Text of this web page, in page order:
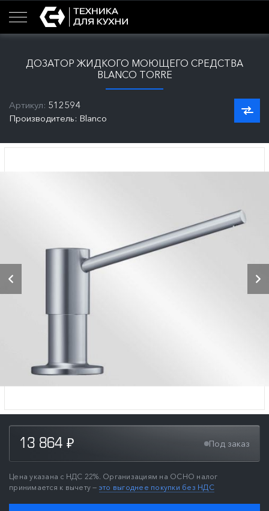
ДОЗАТОР ЖИДКОГО МОЮЩЕГО СРЕДСТВА
BLANCO TORRE
Артикул: 512594
Производитель: Blanco
13 864 ₽ Под заказ
Цена указана с НДС 22%. Организациям на ОСНО налог
принимается к вычету — это выгоднее покупки без НДС